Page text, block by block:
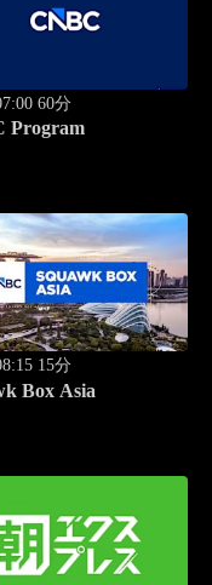
60分
Program
15分
Box Asia